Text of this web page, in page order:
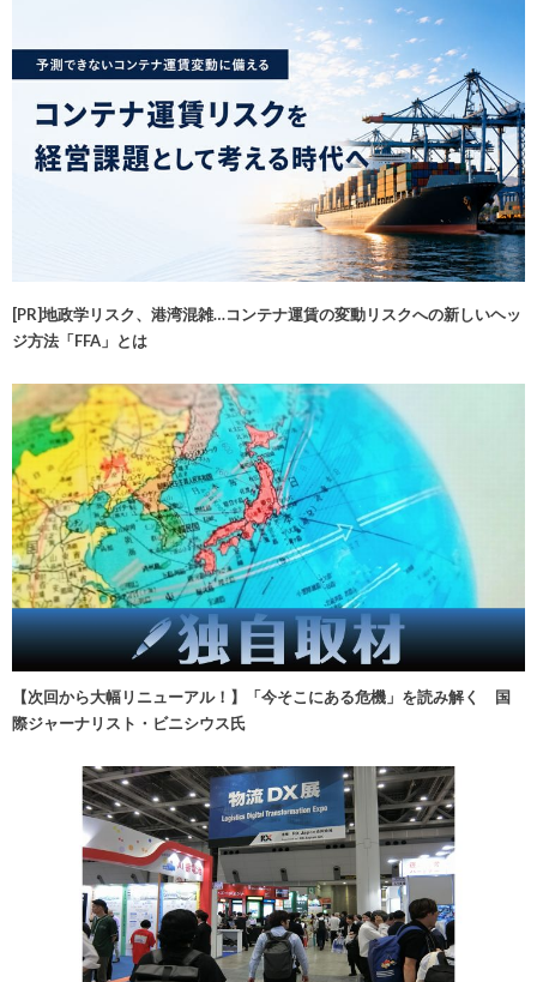
[PR]地政学リスク、港湾混雑…コンテナ運賃の変動リスクへの新しいヘッ
ジ方法「FFA」とは
【次回から大幅リニューアル！】「今そこにある危機」を読み解く 国
際ジャーナリスト・ビニシウス氏